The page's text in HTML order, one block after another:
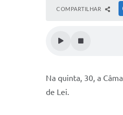
COMPARTILHAR
Na quinta, 30, a
de Lei.